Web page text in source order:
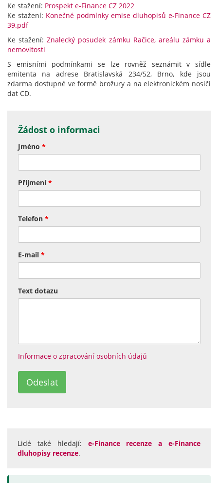
Ke stažení: Prospekt e-Finance CZ 2022
Ke stažení: Konečné podmínky emise dluhopisů e-Finance CZ
39.pdf
Ke stažení:Znalecký posudek zámku Račice, areálu zámku a
nemovitosti
S emisními podmínkami se lze rovněž seznámit v sídle
emitenta na adrese Bratislavská 234/52, Brno, kde jsou
zdarma dostupné ve formě brožury a na elektronickém nosiči
dat CD.
Žádost o informaci
Jméno *
Přijmení*
Telefon *
E-mail *
Text dotazu
Informace o zpracování osobních údajů
Lidé také hledají: e-Finance recenze a e-Finance
dluhopisy recenze.